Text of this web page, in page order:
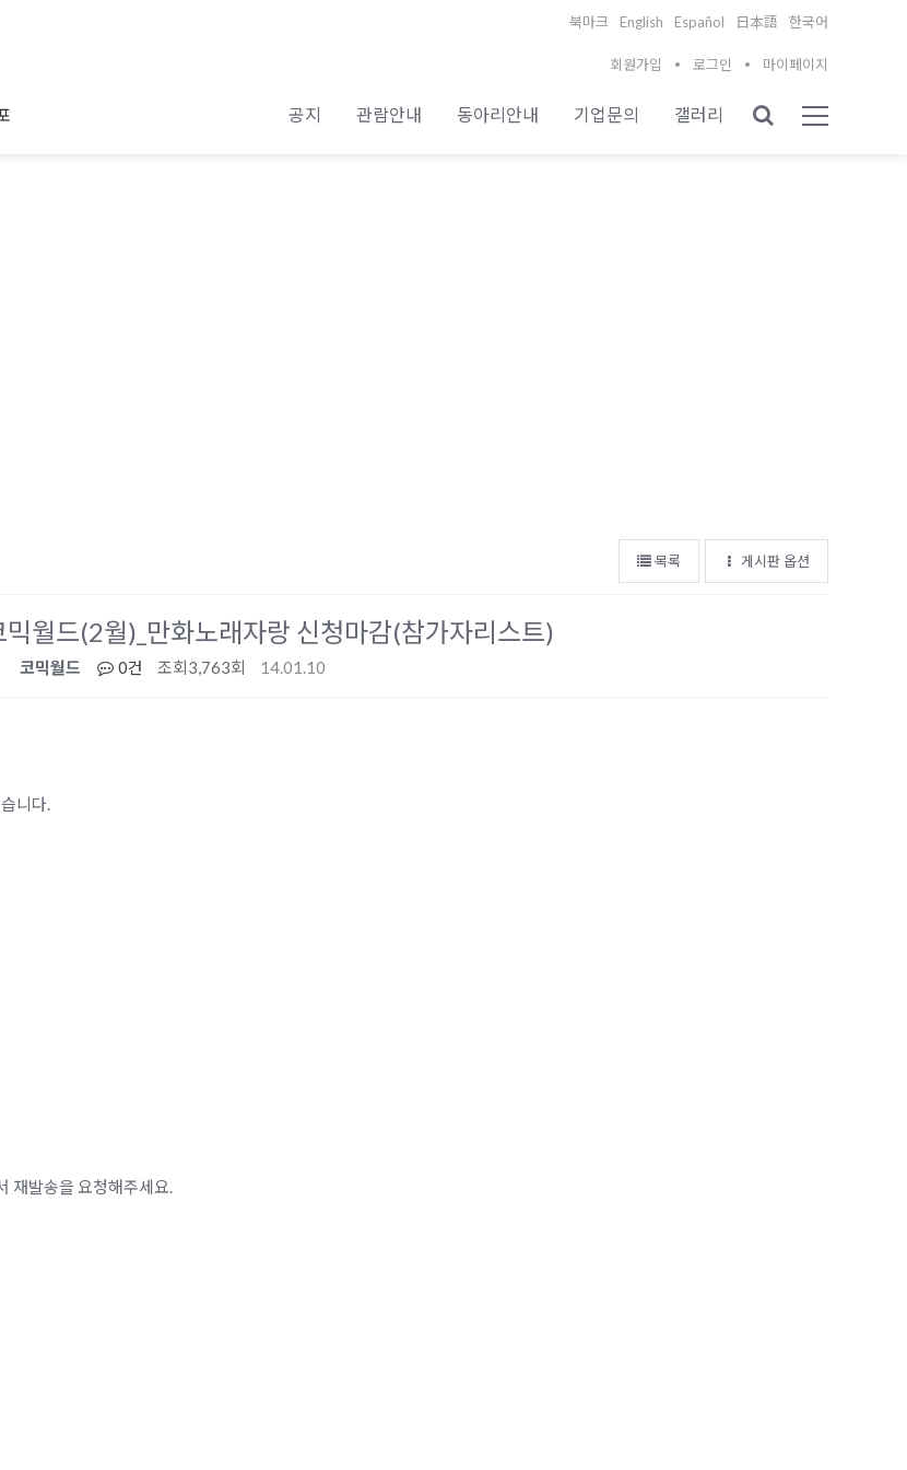
북마크 English Español 日本語 한국어
회원가입 로그인 마이페이지
공지 관람안내 동아리안내 기업문의 갤러리
목록 게시판 옵션
월드(2월)_만화노래자랑 신청마감(참가자리스트)
코믹월드 0건 조회3,763회 14.01.10
니다.
재발송을 요청해주세요.